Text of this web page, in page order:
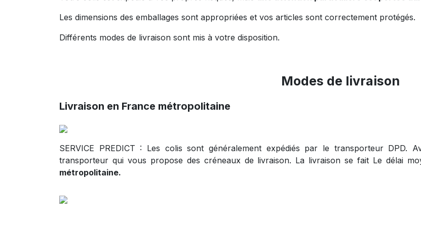
Les dimensions des emballages sont appropriées et vos articles sont correctement protégés.
Différents modes de livraison sont mis à votre disposition.
Modes de livraison
Livraison en France métropolitaine
SERVICE PREDICT : Les colis sont généralement expédiés par le transporteur DPD.
transporteur qui vous propose des créneaux de livraison. La livraison se fait Le délai
métropolitaine.